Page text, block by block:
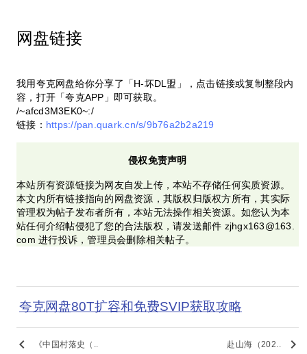
网盘链接
我用夸克网盘给你分享了「H-坏DL盟」，点击链接或复制整段内
容，打开「夸克APP」即可获取。
/~afcd3M3EK0~:/
链接： https://pan.quark.cn/s/9b76a2b2a219
侵权免责声明
本站所有资源链接为网友自发上传，本站不存储任何实质资源。
本文内所有链接指向的网盘资源，其版权归版权方所有，其实际
管理权为帖子发布者所有，本站无法操作相关资源。如您认为本
站任何介绍帖侵犯了您的合法版权，请发送邮件 zjhgx163@163.
com 进行投诉，管理员会删除相关帖子。
夸克网盘80T扩容和免费SVIP获取攻略
keyboard_arrow_left 《中国村落史（.. 赴山海（202.. keyboard_arrow_right